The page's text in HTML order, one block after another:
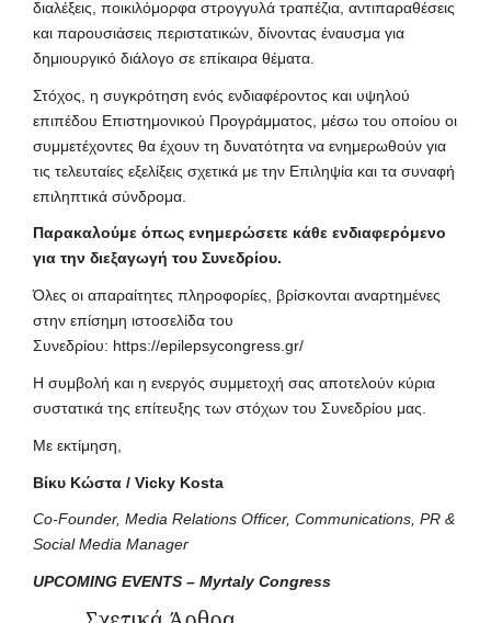
διαλέξεις, ποικιλόμορφα στρογγυλά τραπέζια, αντιπαραθέσεις
και παρουσιάσεις περιστατικών, δίνοντας έναυσμα για
δημιουργικό διάλογο σε επίκαιρα θέματα.
Στόχος, η συγκρότηση ενός ενδιαφέροντος και υψηλού
επιπέδου Επιστημονικού Προγράμματος, μέσω του οποίου οι
συμμετέχοντες θα έχουν τη δυνατότητα να ενημερωθούν για
τις τελευταίες εξελίξεις σχετικά με την Επιληψία και τα συναφή
επιληπτικά σύνδρομα.
Παρακαλούμε όπως ενημερώσετε κάθε ενδιαφερόμενο
για την διεξαγωγή του Συνεδρίου.
Όλες οι απαραίτητες πληροφορίες, βρίσκονται αναρτημένες
στην επίσημη ιστοσελίδα του
Συνεδρίου: https://epilepsycongress.gr/
Η συμβολή και η ενεργός συμμετοχή σας αποτελούν κύρια
συστατικά της επίτευξης των στόχων του Συνεδρίου μας.
Με εκτίμηση,
Βίκυ Κώστα / Vicky Kosta
Co-Founder, Media Relations Officer, Communications, PR &
Social Media Manager
UPCOMING EVENTS – Myrtaly Congress